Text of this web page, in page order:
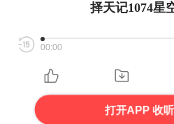
择天记1074星
00:00
打开APP 收